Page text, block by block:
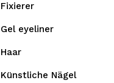
Fixierer
Gel eyeliner
Haar
Künstliche Nägel